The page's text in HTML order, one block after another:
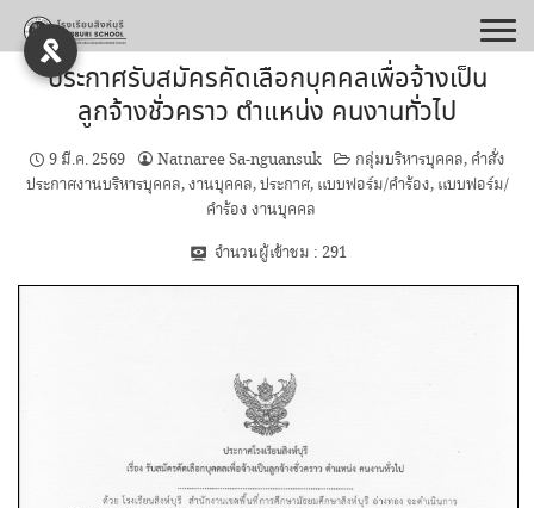
Skip
to
contentประกาศรับสมัครคัดเลือกบุคคลเพื่อจ้างเป็น
ลูกจ้างชั่วคราว ตำแหน่ง คนงานทั่วไป
9 มี.ค. 2569 Natnaree Sa-nguansuk กลุ่มบริหารบุคคล, คำสั่ง
ประกาศงานบริหารบุคคล,งานบุคคล,ประกาศ, แบบฟอร์ม/คำร้อง, แบบฟอร์ม/
คำร้อง งานบุคคล
จำนวนผู้เข้าชม : 291